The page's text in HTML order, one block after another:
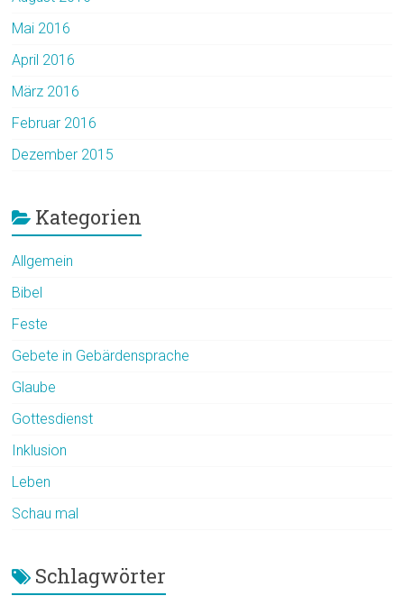
Mai 2016
April 2016
März 2016
Februar 2016
Dezember 2015
Kategorien
Allgemein
Bibel
Feste
Gebete in Gebärdensprache
Glaube
Gottesdienst
Inklusion
Leben
Schau mal
Schlagwörter